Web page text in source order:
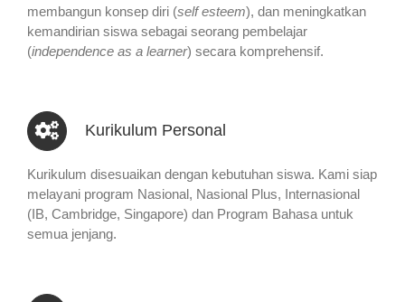
membangun konsep diri (self esteem), dan meningkatkan
kemandirian siswa sebagai seorang pembelajar
(independence as a learner) secara komprehensif.
Kurikulum Personal
Kurikulum disesuaikan dengan kebutuhan siswa. Kami siap
melayani program Nasional, Nasional Plus, Internasional
(IB, Cambridge, Singapore) dan Program Bahasa untuk
semua jenjang.